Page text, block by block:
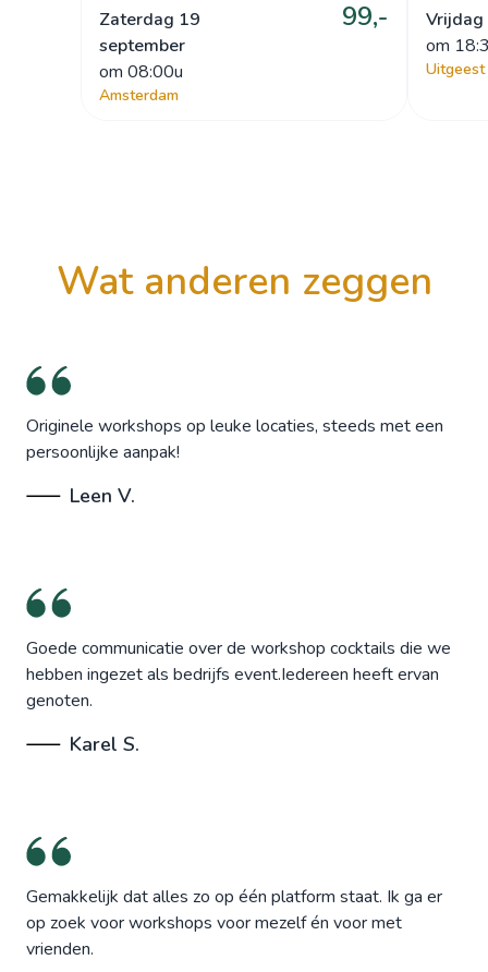
Zaterdag 19
september
om 08:00u
99,-
Amsterdam
om
Uitgeest
wat anderen zeggen
Originele workshops op leuke locaties, steeds met een
persoonlijke aanpak!
Leen V.
Goede communicatie over de workshop cocktails die we
hebben ingezet als bedrijfs event.Iedereen heeft ervan
genoten.
Karel S.
Gemakkelijk dat alles zo op één platform staat. Ik ga er
op zoek voor workshops voor mezelf én voor met
vrienden.